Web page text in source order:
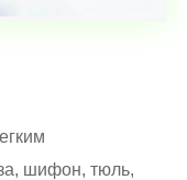
шифон, тюль,